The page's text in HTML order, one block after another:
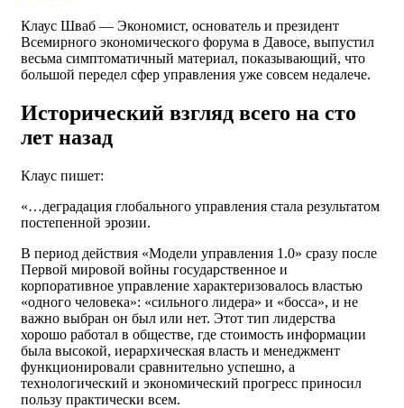
Клаус Шваб — Экономист, основатель и президент
Всемирного экономического форума в Давосе, выпустил
весьма симптоматичный материал, показывающий, что
большой передел сфер управления уже совсем недалече.
Исторический взгляд всего на сто
лет назад
Клаус пишет:
«…деградация глобального управления стала результатом
постепенной эрозии.
В период действия «Модели управления 1.0» сразу после
Первой мировой войны государственное и
корпоративное управление характеризовалось властью
«одного человека»: «сильного лидера» и «босса», и не
важно выбран он был или нет. Этот тип лидерства
хорошо работал в обществе, где стоимость информации
была высокой, иерархическая власть и менеджмент
функционировали сравнительно успешно, а
технологический и экономический прогресс приносил
пользу практически всем.